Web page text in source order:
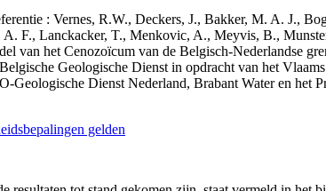
: Vernes, R.W., Deckers, J., Bakker, M. A. J.,
F., Lanckacker, T., Menkovic, A., Meyvis, B.,
van het Cenozoïcum van de Belgisch-Nederlandse
Geologische Dienst in opdracht van het
Geologische Dienst Nederland, Brabant Water en het
gelden